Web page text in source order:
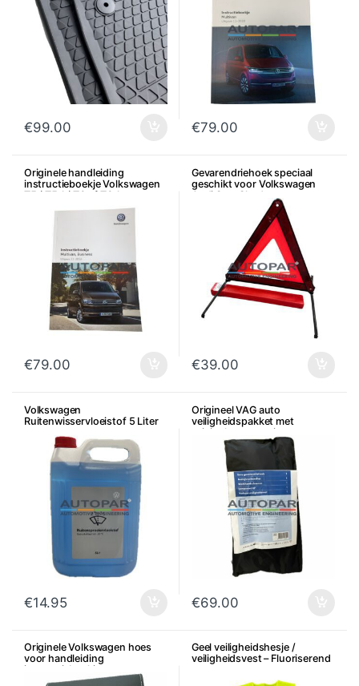
€99.00 €79.00
Originele handleiding
instructieboekje Volkswagen
T5 / T5.1 / T6 of T6.1
€79.00
Gevarendriehoek speciaal
geschikt voor Volkswagen
Audi Seat Skoda
€39.00
Volkswagen
Ruitenwisservloeistof 5 Liter
€14.95
Origineel VAG auto
veiligheidspakket met
originele accessoires
€69.00
Originele Volkswagen hoes
voor handleiding
instructieboekje
Geel veiligheidshesje /
veiligheidsvest – Fluoriserend